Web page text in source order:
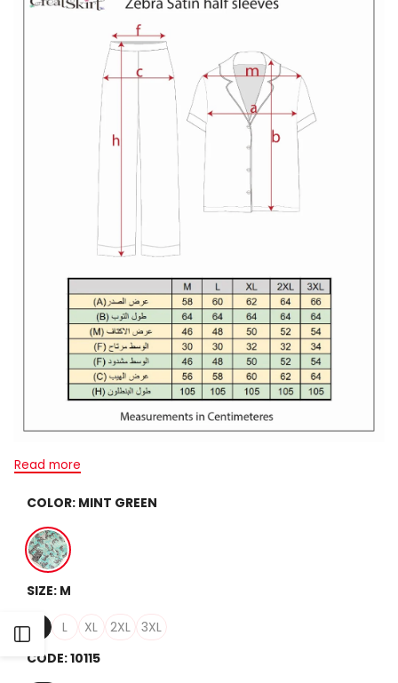
Open
Read more
COLOR: MINT GREEN
Mint
Green
SIZE: M
L XL 2XL
3XL
CODE:10115